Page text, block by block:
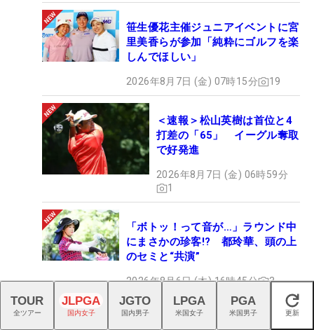
笹生優花主催ジュニアイベントに宮
里美香らが参加「純粋にゴルフを楽
しんでほしい」
2026年8月7日 (金) 07時15分 19
＜速報＞松山英樹は首位と4
打差の「65」 イーグル奪取
で好発進
2026年8月7日 (金) 06時59分
1
「ボトッ！って音が…」ラウンド中
にまさかの珍客!? 都玲華、頭の上
のセミと“共演”
2026年8月6日 (木) 16時45分 3
全英より国内を選んだ河本結 女王
閉じる
TOUR
全ツアー
JLPGA
国内女子
JGTO
国内男子
LPGA
米国女子
PGA
米国男子 更新